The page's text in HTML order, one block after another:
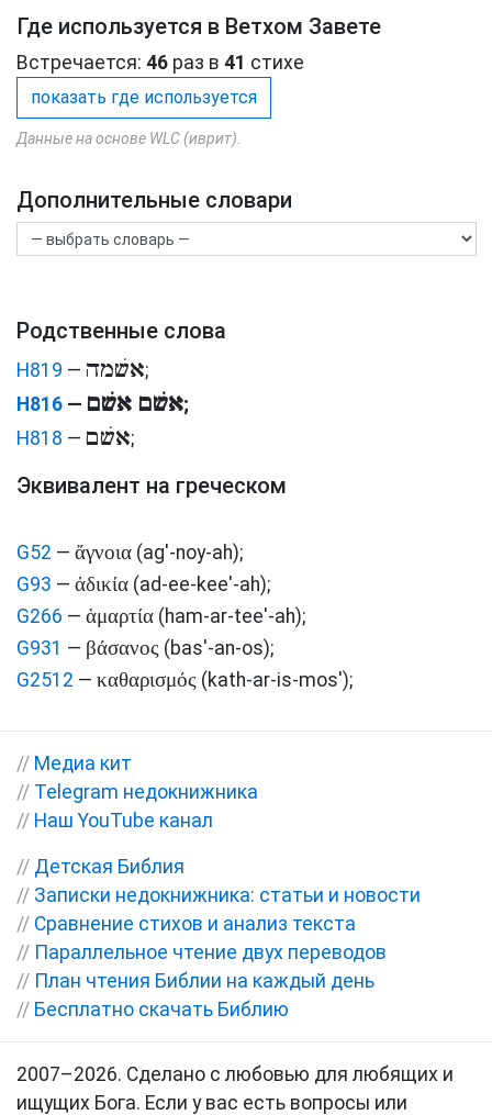
Где используется в Ветхом Завете
Встречается: 46 раз в 41 стихе
показать где используется
Данные на основе WLC (иврит).
Дополнительные словари
Родственные слова
H819 — אשׁמה;
H816 — אשׁם אשׁם;
H818 — אשׁם;
Эквивалент на греческом
G52 — ἄγνοια (ag'-noy-ah);
G93 — ἀδικία (ad-ee-kee'-ah);
G266 — ἁμαρτία (ham-ar-tee'-ah);
G931 — βάσανος (bas'-an-os);
G2512 — καθαρισμός (kath-ar-is-mos');
// Медиа кит
// Telegram недокнижника
// Наш YouTube канал
// Детская Библия
// Записки недокнижника: статьи и новости
// Сравнение стихов и анализ текста
// Параллельное чтение двух переводов
// План чтения Библии на каждый день
// Бесплатно скачать Библию
2007–2026. Сделано с любовью для любящих и
ищущих Бога. Если у вас есть вопросы или